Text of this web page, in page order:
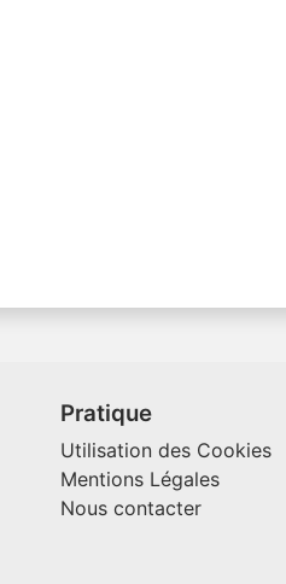
Pratique
Utilisation des Cookies
Mentions Légales
Nous contacter